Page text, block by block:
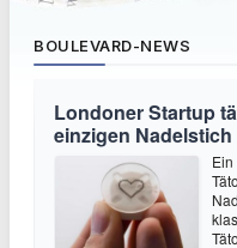
BOULEVARD-NEWS
Londoner Startup
einzigen Nadelstich